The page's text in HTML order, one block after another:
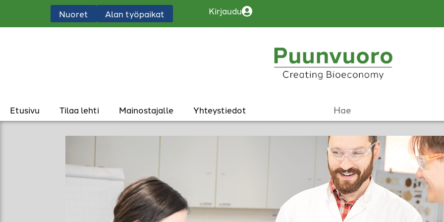
Nuoret Alan työpaikat Kirjaudu
Etusivu Tilaa lehti Mainostajalle Yhteystiedot